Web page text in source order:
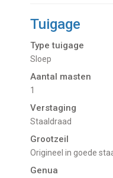
Tuigage
Type tuigage
Sloep
Aantal masten
1
Verstaging
Staaldraad
Grootzeil
Origineel in goede
Genua